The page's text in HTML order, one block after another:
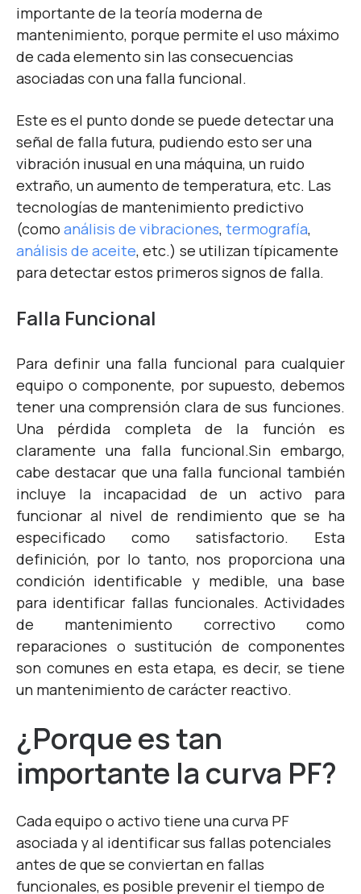
importante de la teoría moderna de
mantenimiento, porque permite el uso máximo
de cada elemento sin las consecuencias
asociadas con una falla funcional.
Este es el punto donde se puede detectar una
señal de falla futura, pudiendo esto ser una
vibración inusual en una máquina, un ruido
extraño, un aumento de temperatura, etc. Las
tecnologías de mantenimiento predictivo
(como análisis de vibraciones, termografía,
análisis de aceite, etc.) se utilizan típicamente
para detectar estos primeros signos de falla.
Falla Funcional
Para definir una falla funcional para cualquier
equipo o componente, por supuesto, debemos
tener una comprensión clara de sus funciones.
Una pérdida completa de la función es
claramente una falla funcional.Sin embargo,
cabe destacar que una falla funcional también
incluye la incapacidad de un activo para
funcionar al nivel de rendimiento que se ha
especificado como satisfactorio. Esta
definición, por lo tanto, nos proporciona una
condición identificable y medible, una base
para identificar fallas funcionales. Actividades
de mantenimiento correctivo como
reparaciones o sustitución de componentes
son comunes en esta etapa, es decir, se tiene
un mantenimiento de carácter reactivo.
¿Porque es tan
importante la curva PF?
Cada equipo o activo tiene una curva PF
asociada y al identificar sus fallas potenciales
antes de que se conviertan en fallas
funcionales, es posible prevenir el tiempo de